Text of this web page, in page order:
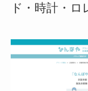
ド・時計・ロ